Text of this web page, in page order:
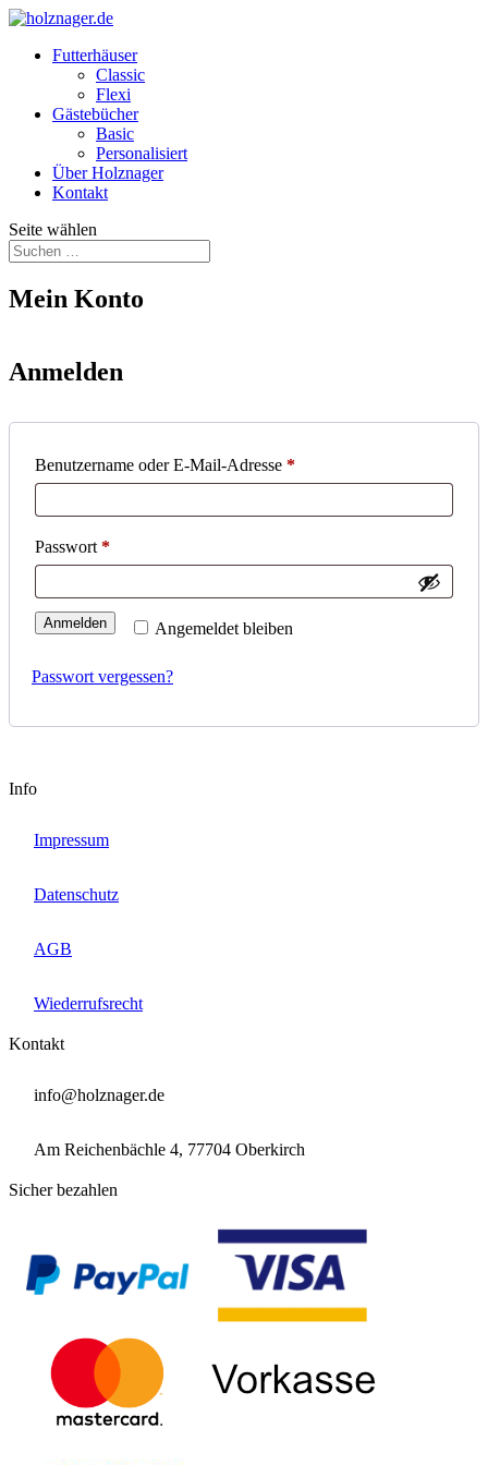
Futterhäuser
Classic
Flexi
Gästebücher
Basic
Personalisiert
Über Holznager
Kontakt
Seite wählen
Mein Konto
Anmelden
Benutzername oder E-Mail-Adresse *Erforderlich
Passwort *Erforderlich
Angemeldet bleiben
Anmelden
Passwort vergessen?
Info
Impressum
Datenschutz
AGB
Wiederrufsrecht
Kontakt
info@holznager.de
Am Reichenbächle 4, 77704 Oberkirch
Sicher bezahlen